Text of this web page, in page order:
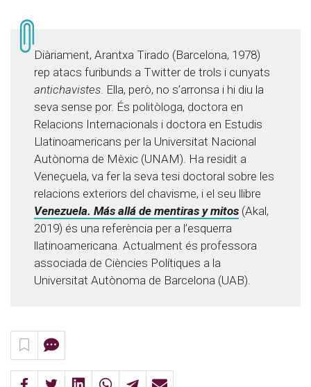
Diàriament, Arantxa Tirado (Barcelona, 1978)
rep atacs furibunds a Twitter de trols i cunyats
antichavistes. Ella, però, no s’arronsa i hi diu la
seva sense por. És politòloga, doctora en
Relacions Internacionals i doctora en Estudis
Llatinoamericans per la Universitat Nacional
Autònoma de Mèxic (UNAM). Ha residit a
Veneçuela, va fer la seva tesi doctoral sobre les
relacions exteriors del chavisme, i el seu llibre
Venezuela. Más allá de mentiras y mitos (Akal,
2019) és una referència per a l’esquerra
llatinoamericana. Actualment és professora
associada de Ciències Polítiques a la
Universitat Autònoma de Barcelona (UAB).